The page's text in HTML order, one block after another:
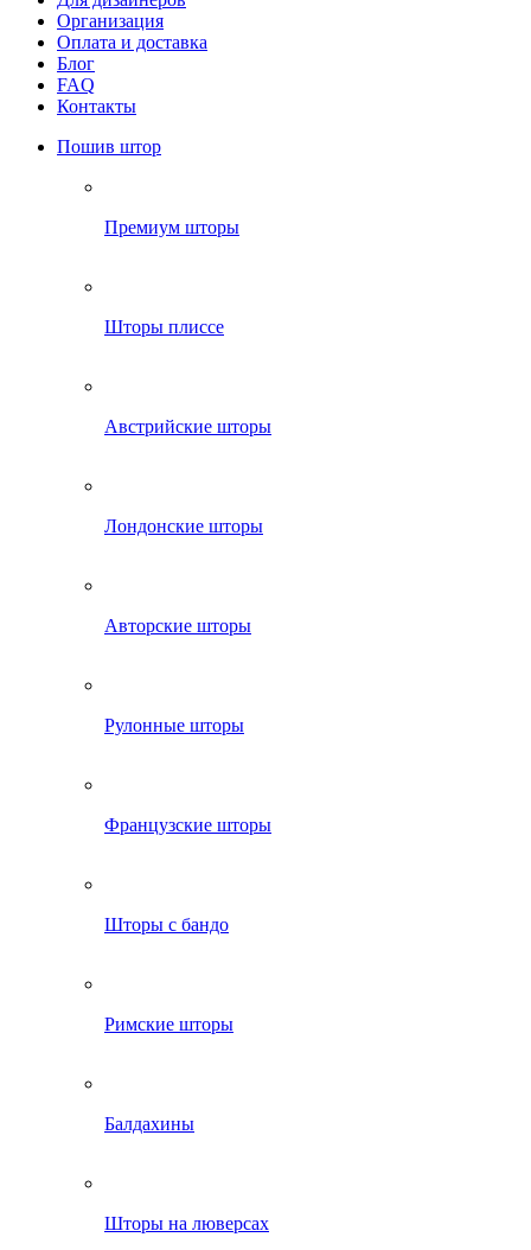
Организация
Оплата и доставка
Блог
FAQ
Контакты
Пошив штор
Премиум шторы
Шторы плиссе
Австрийские шторы
Лондонские шторы
Авторские шторы
Рулонные шторы
Французские шторы
Шторы с бандо
Римские шторы
Балдахины
Шторы на люверсах